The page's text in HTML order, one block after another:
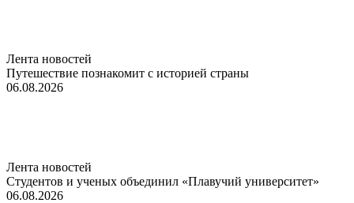
Лента новостей
Путешествие познакомит с историей страны
06.08.2026
Лента новостей
Студентов и ученых объединил «Плавучий университет»
06.08.2026